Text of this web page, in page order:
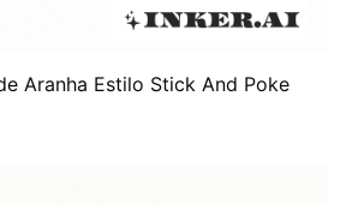
Aranha Estilo Stick And Poke